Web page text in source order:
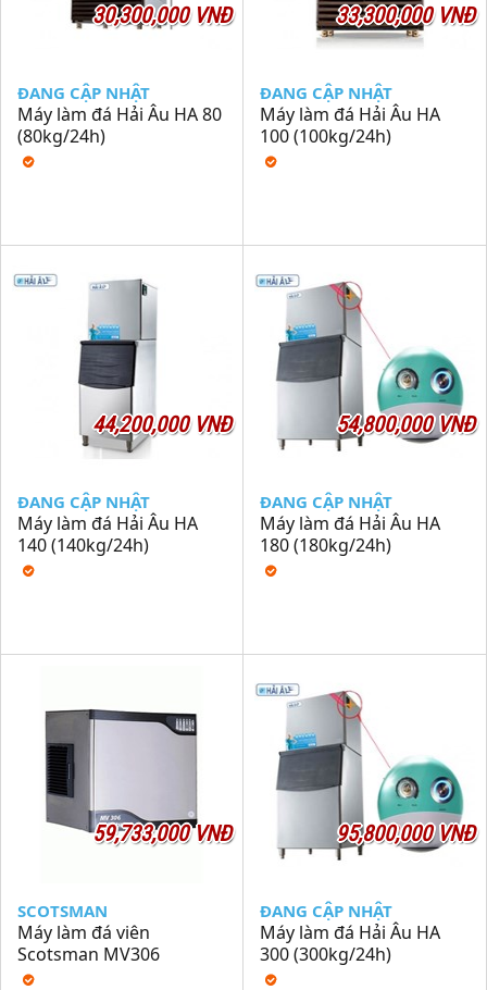
30,300,000 VNĐ
ĐANG CẬP NHẬT
Máy làm đá Hải Âu HA 80
(80kg/24h)
33,300,000 VNĐ
ĐANG CẬP NHẬT
Máy làm đá Hải Âu HA
100 (100kg/24h)
44,200,000 VNĐ
ĐANG CẬP NHẬT
Máy làm đá Hải Âu HA
140 (140kg/24h)
54,800,000 VNĐ
ĐANG CẬP NHẬT
Máy làm đá Hải Âu HA
180 (180kg/24h)
59,733,000 VNĐ
SCOTSMAN
Máy làm đá viên
Scotsman MV306
95,800,000 VNĐ
ĐANG CẬP NHẬT
Máy làm đá Hải Âu HA
300 (300kg/24h)